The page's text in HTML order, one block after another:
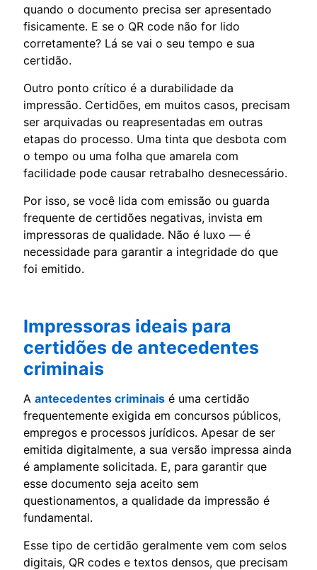
quando o documento precisa ser apresentado
fisicamente. E se o QR code não for lido
corretamente? Lá se vai o seu tempo e sua
certidão.
Outro ponto crítico é a durabilidade da
impressão. Certidões, em muitos casos, precisam
ser arquivadas ou reapresentadas em outras
etapas do processo. Uma tinta que desbota com
o tempo ou uma folha que amarela com
facilidade pode causar retrabalho desnecessário.
Por isso, se você lida com emissão ou guarda
frequente de certidões negativas, invista em
impressoras de qualidade. Não é luxo — é
necessidade para garantir a integridade do que
foi emitido.
Impressoras ideais para
certidões de antecedentes
criminais
A antecedentes criminais é uma certidão
frequentemente exigida em concursos públicos,
empregos e processos jurídicos. Apesar de ser
emitida digitalmente, a sua versão impressa ainda
é amplamente solicitada. E, para garantir que
esse documento seja aceito sem
questionamentos, a qualidade da impressão é
fundamental.
Esse tipo de certidão geralmente vem com selos
digitais, QR codes e textos densos, que precisam